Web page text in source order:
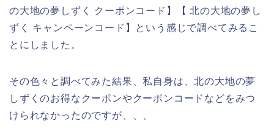
の大地の夢しずく クーポンコード】【 北の大地の夢し
ずく キャンペーンコード】という感じで調べてみるこ
とにしました。
その色々と調べてみた結果、私自身は、北の大地の夢
しずくのお得なクーポンやクーポンコードなどをみつ
けられなかったのですが、、、